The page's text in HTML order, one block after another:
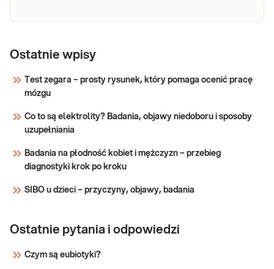
sportowy -
cardio
→ do oceny stanu zdrowia osób trenujących
dyscypliny, należące do grupy sportów
zdrowia
Sprawdź
Ostatnie wpisy
Test zegara – prosty rysunek, który pomaga ocenić pracę
mózgu
Co to są elektrolity? Badania, objawy niedoboru i sposoby
uzupełniania
Badania na płodność kobiet i mężczyzn – przebieg
diagnostyki krok po kroku
SIBO u dzieci – przyczyny, objawy, badania
Ostatnie pytania i odpowiedzi
Czym są eubiotyki?